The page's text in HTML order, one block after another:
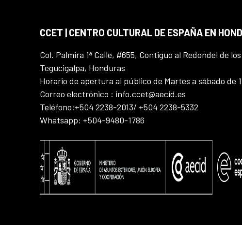
CCET | CENTRO CULTURAL DE ESPAÑA EN
Col. Palmira 1ª Calle, #655, Contiguo al Redondel de
Tegucigalpa, Honduras
Horario de apertura al público de Martes a sábado de
Correo electrónico : info.ccet@aecid.es
Teléfono:+504 2238-2013/ +504 2238-5332
Whatsapp: +504-9480-1786